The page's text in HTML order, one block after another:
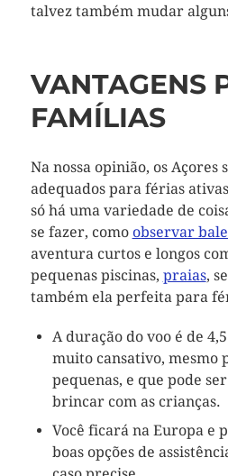
talvez também mudar
VANTAGENS
FAMÍLIAS
Na nossa opinião, os Açores
adequados para férias
só há uma variedade de
se fazer, como observar
aventura curtos e longos
pequenas piscinas, praias,
também ela perfeita para
A duração do voo é de
muito cansativo, mesmo
pequenas, e que pode
brincar com as crianças.
Você ficará na Europa e
boas opções de